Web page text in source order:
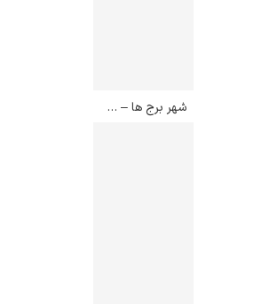
شهر برج ها – ماریا هلنا داسیلوا